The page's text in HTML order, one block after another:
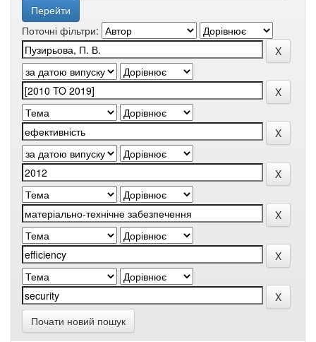
Поточні фільтри:
Почати новий пошук